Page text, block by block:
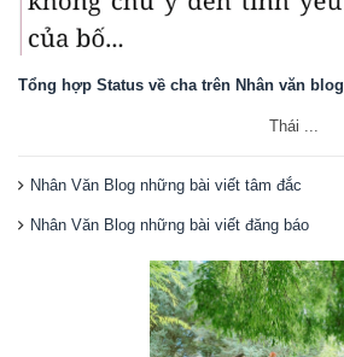
Tổng hợp Status về cha trên Nhân văn blog
Thái ...
Nhân Văn Blog những bài viết tâm đắc
Nhân Văn Blog những bài viết đăng báo